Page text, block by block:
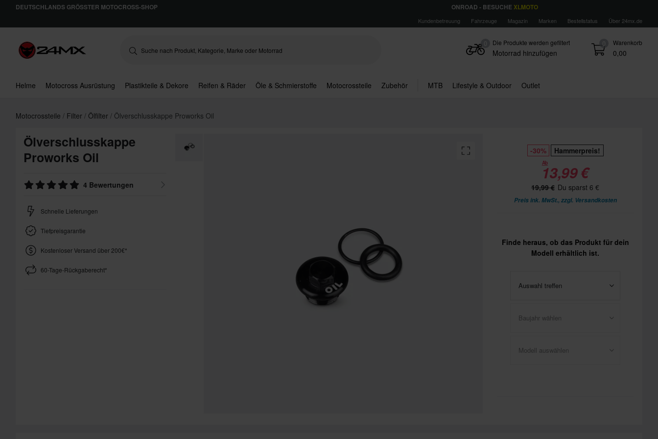
DEUTSCHLANDS GRÖSSTER MOTOCROSS-SHOP ONROAD - BESUCHE XLMOTO
Kundenbetreuung Fahrzeuge Magazin Marken Bestellstatus Über 24mx.de
0 Warenkorb
0,00
Die Produkte werden gefiltert
Motorrad hinzufügen
Helme Motocross Ausrüstung Plastikteile & Dekore Reifen & Räder Öle & Schmierstoffe Motocrossteile Zubehör MTB Lifestyle & Outdoor Outlet
Motocrossteile Filter Ölfilter Ölverschlusskappe Proworks Oil
Ölverschlusskappe
Proworks Oil
4 Bewertungen
Schnelle Lieferungen
Tiefpreisgarantie
Kostenloser Versand über 200€*
60-Tage-Rückgaberecht*
-30% Hammerpreis!
Ab
13,99 €
19,99 € Du sparst 6 €
Preis ink. MwSt., zzgl. Versandkosten
Finde heraus, ob das Produkt für dein
Modell erhältlich ist.
Auswahl treffen
Baujahr wählen
Modell auswählen